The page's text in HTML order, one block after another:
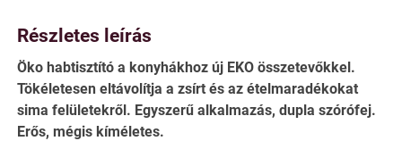
Részletes leírás
Öko habtisztító a konyhákhoz új EKO összetevőkkel.
Tökéletesen eltávolítja a zsírt és az ételmaradékokat
sima felületekről. Egyszerű alkalmazás, dupla szórófej.
Erős, mégis kíméletes.